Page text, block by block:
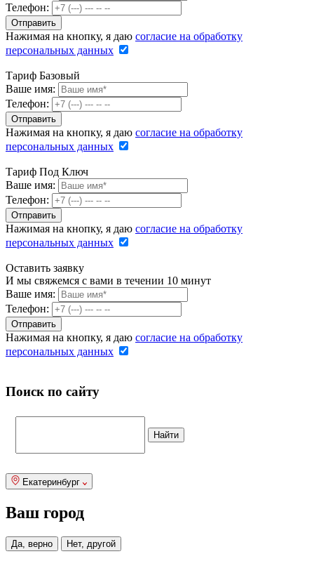
Телефон:
Нажимая на кнопку, я даю согласие на обработку
персональных данных
Тариф Базовый
Ваше имя:
Телефон:
Нажимая на кнопку, я даю согласие на обработку
персональных данных
Тариф Под Ключ
Ваше имя:
Телефон:
Нажимая на кнопку, я даю согласие на обработку
персональных данных
Оставить заявку
И мы свяжемся с вами в течении 10 минут
Ваше имя:
Телефон:
Нажимая на кнопку, я даю согласие на обработку
персональных данных
Поиск по сайту
Екатеринбург
Ваш город
Да, верно Нет, другой